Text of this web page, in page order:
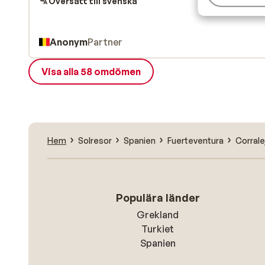
AnonymPartner
Visa alla 58 omdömen
Hem Solresor Spanien Fuerteventura
Populära länder
Grekland
Turkiet
Spanien